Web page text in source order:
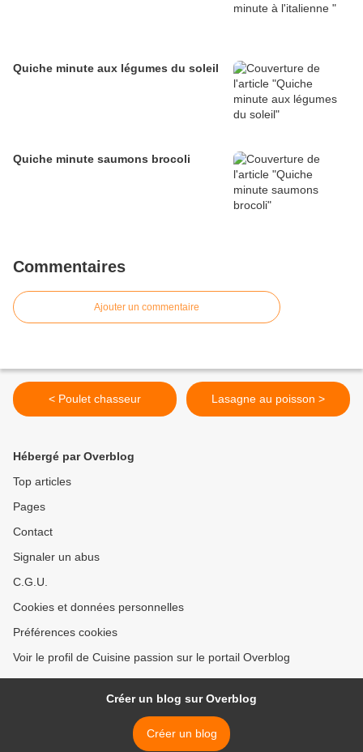
Quiche minute aux légumes du soleil
Quiche minute saumons brocoli
Commentaires
Ajouter un commentaire
< Poulet chasseur Lasagne au poisson >
Hébergé par Overblog
Top articles
Pages
Contact
Signaler un abus
C.G.U.
Cookies et données personnelles
Préférences cookies
Voir le profil de Cuisine passion sur le portail Overblog
Créer un blog sur Overblog
Créer un blog